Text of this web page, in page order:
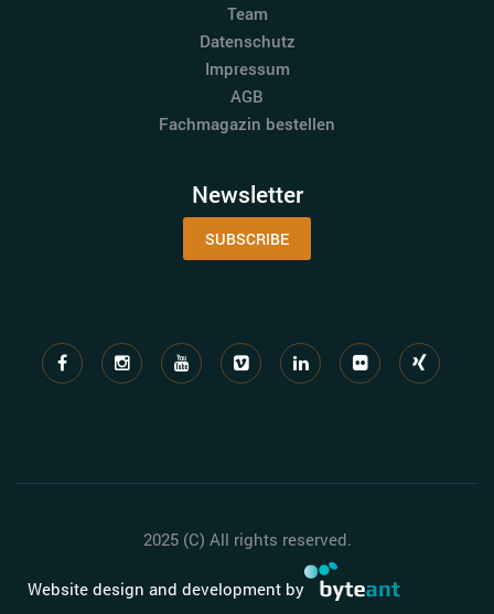
Team
Datenschutz
Impressum
AGB
Fachmagazin bestellen
Newsletter
SUBSCRIBE
2025 (C) All rights reserved.
Website design and development by